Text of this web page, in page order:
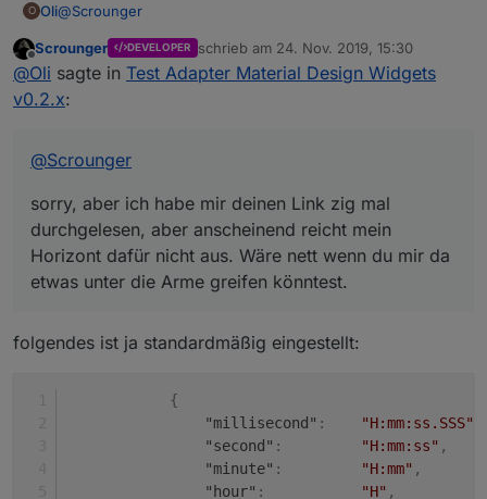
O Oli@Scrounger
sorry, aber ich habe mir deinen Link zig mal durchgelesen,
aber anscheinend reicht mein Horizont dafür nicht aus.
Wäre nett wenn du mir da etwas unter die Arme greifen
Was müsste ich in der Option 'time formats of x-axis'
dass man die Höhe nicht ändern kann, ist das nur bei mir
Schriftfarbe ändern kann.
Und noch eine letzte Frage hätte och, gibt es bei deinem
Table Wigets ein Möglichkeit des Zeilenumbruchs, wenn
Offline
Scrounger DEVELOPER schrieb am 24. Nov. 2019, 15:30
zuletzt editiert von
@Oli sagte in Test Adapter Material Design Widgets
v0.2.x:
@Scrounger
sorry, aber ich habe mir deinen Link zig mal
durchgelesen, aber anscheinend reicht mein
Horizont dafür nicht aus. Wäre nett wenn du mir da
etwas unter die Arme greifen könntest.
folgendes ist ja standardmäßig eingestellt:
{
"millisecond" : "H:mm:ss.SSS"
"second" : "H:mm:ss" ,
"minute" : "H:mm" ,
"hour" : "H" ,